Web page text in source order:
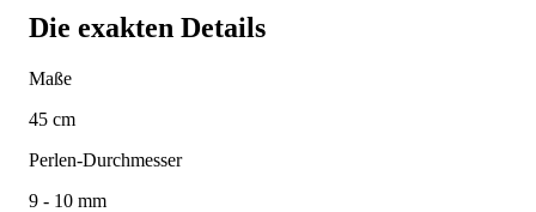
Die exakten Details
Maße
45 cm
Perlen-Durchmesser
9 - 10 mm